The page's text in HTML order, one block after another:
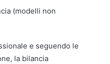
(modelli non
e seguendo le
la bilancia